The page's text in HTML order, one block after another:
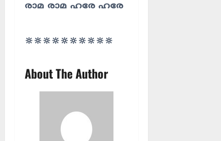
രാമ രാമ ഹരേ ഹരേ
🔆🔆🔆🔆🔆🔆🔆🔆🔆🔆
About The Author